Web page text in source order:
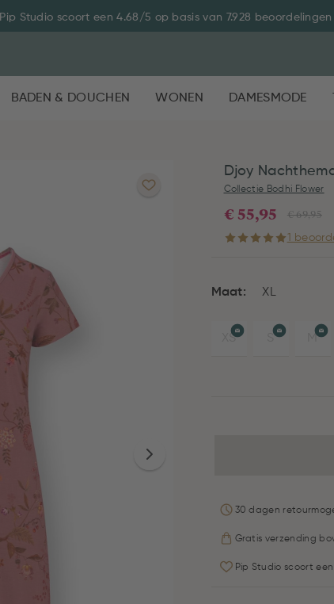
Pip Studio scoort een 4.68/5 op basis van 7.928 beoordelingen
BADEN & DOUCHEN WONEN DAMESMODE
Djoy
Collectie Bodhi Flower
€ 69,95
€ 55,95
1
Maat: XL
XS S M
30 dagen
Gratis verzending
Pip Studio scoort